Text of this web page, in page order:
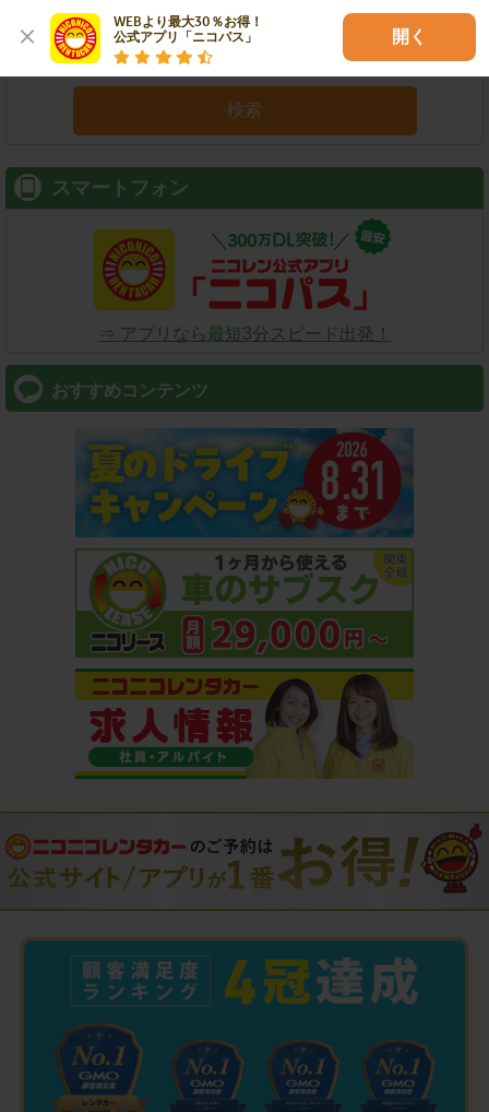
WEBより最大30％お得！
公式アプリ「ニコパス」
開く
検索
スマートフォン
⇒ アプリなら最短3分スピード出発！
おすすめコンテンツ